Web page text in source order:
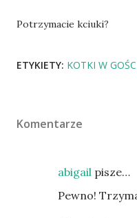
Potrzymacie kciuki?
ETYKIETY: KOTKI W
Komentarze
abigail pisze…
Pewno!